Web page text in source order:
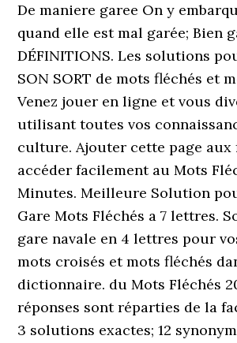
De maniere garee On y
quand elle est mal garée; Bien
DÉFINITIONS. Les solutions
SON SORT de mots fléchés et
Venez jouer en ligne et vous
utilisant toutes vos
culture. Ajouter cette page
accéder facilement au Mots
Minutes. Meilleure Solution
Gare Mots Fléchés a 7 lettres.
gare navale en 4 lettres pour
mots croisés et mots fléchés
dictionnaire. du Mots Fléchés
réponses sont réparties de la
3 solutions exactes; 12